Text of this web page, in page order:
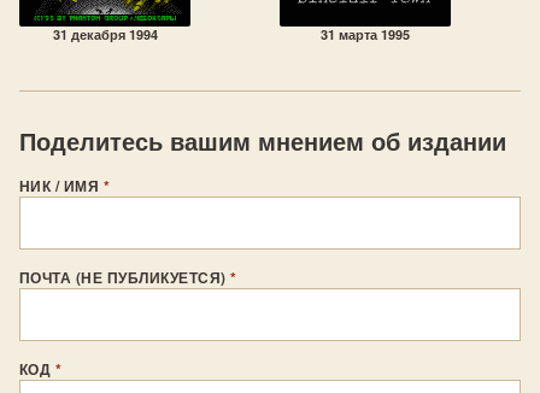
31 декабря 1994 31 марта 1995
Поделитесь вашим мнением об издании
НИК / ИМЯ *
ПОЧТА (НЕ ПУБЛИКУЕТСЯ)*
КОД *